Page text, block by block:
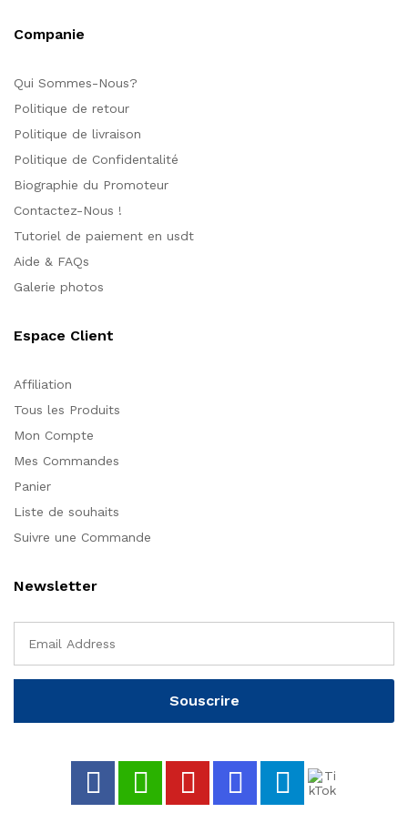
Companie
Qui Sommes-Nous?
Politique de retour
Politique de livraison
Politique de Confidentalité
Biographie du Promoteur
Contactez-Nous !
Tutoriel de paiement en usdt
Aide & FAQs
Galerie photos
Espace Client
Affiliation
Tous les Produits
Mon Compte
Mes Commandes
Panier
Liste de souhaits
Suivre une Commande
Newsletter